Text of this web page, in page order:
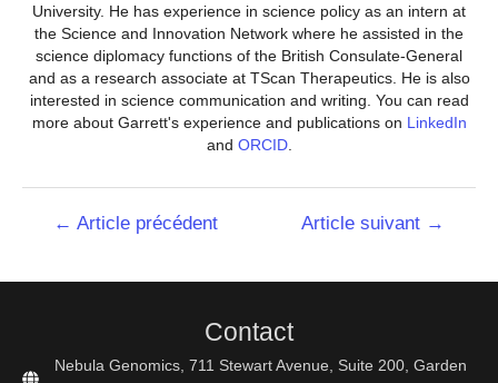
University. He has experience in science policy as an intern at
the Science and Innovation Network where he assisted in the
science diplomacy functions of the British Consulate-General
and as a research associate at TScan Therapeutics. He is also
interested in science communication and writing. You can read
more about Garrett's experience and publications on LinkedIn
and ORCID.
Navigation
← Article précédent Article suivant →
Contact
Nebula Genomics, 711 Stewart Avenue, Suite 200, Garden